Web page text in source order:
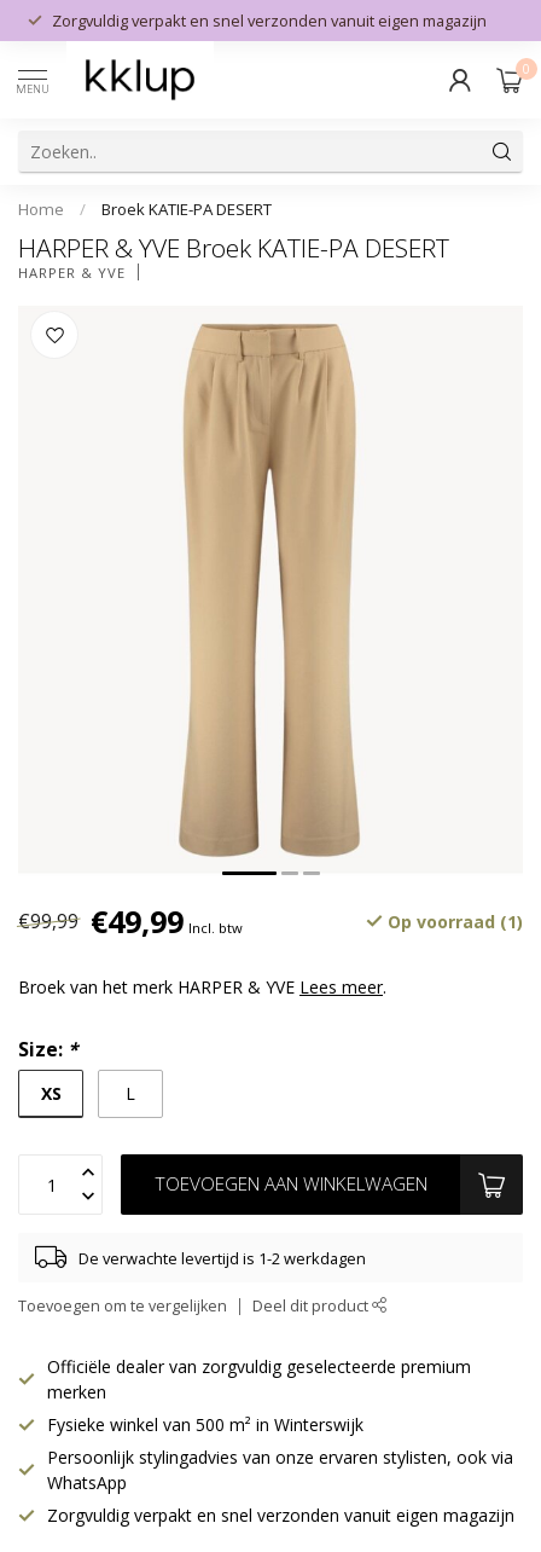
Zorgvuldig verpakt en snel verzonden vanuit eigen magazijn
MENU
0
Home / Broek KATIE-PA DESERT
HARPER & YVE Broek KATIE-PA DESERT
HARPER & YVE
€99,99 €49,99 Incl. btw Op voorraad (1)
Broek van het merk HARPER & YVE Lees meer.
Size: *
XS L
TOEVOEGEN AAN WINKELWAGEN
De verwachte levertijd is 1-2 werkdagen
Toevoegen om te vergelijken Deel dit product
Officiële dealer van zorgvuldig geselecteerde premium
merken
Fysieke winkel van 500 m² in Winterswijk
Persoonlijk stylingadvies van onze ervaren stylisten, ook via
WhatsApp
Zorgvuldig verpakt en snel verzonden vanuit eigen magazijn